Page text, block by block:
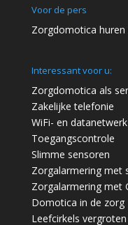
Voor de pers
Zorgdomotica huren
Interessant voor u:
Zorgdomotica als
Zakelijke telefonie
WiFi- en datanetwerk
Toegangscontrole
Slimme sensoren
Zorgalarmering met
Zorgalarmering met
Domotica in de zorg
Leefcirkels vergroten